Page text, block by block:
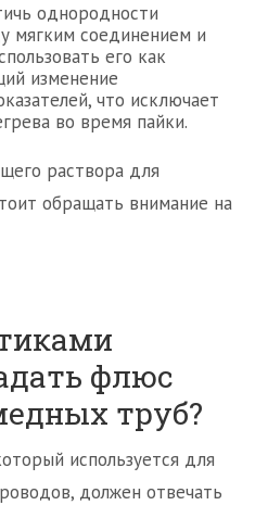
однородности
мягким соединением и
его как
изменение
что исключает
во время пайки.
раствора для
обращать внимание на
флюс
труб?
используется для
должен отвечать